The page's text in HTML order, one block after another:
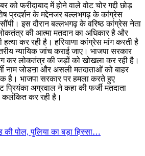
को फरीदाबाद में होने वाले वोट चोर गद्दी छोड़
प्रदर्शन के मद्देनजर बल्लभगढ़ के कांग्रेस
सौंपी। इस दौरान बल्लभगढ़ के वरिष्ठ कांग्रेस नेता
की आत्मा मतदान का अधिकार है और
कर रही है। हरियाणा कांग्रेस मांग करती है
न्यायिक जांच कराई जाए। भाजपा सरकार
कर लोकतंत्र की जड़ों को खोखला कर रही है।
नाम जोडऩा और असली मतदाताओं को बाहर
है। भाजपा सरकार पर हमला करते हुए
प्रियंका अग्रवाल ने कहा की फर्जी मतदाता
कलंकित कर रही है।
पोल, पुलिया का बड़ा हिस्सा…